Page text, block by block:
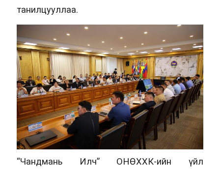
танилцууллаа.
“Чандмань Илч” ОНӨХХК-ийн үйл